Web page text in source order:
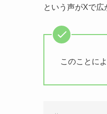
という声がXで広
このことに